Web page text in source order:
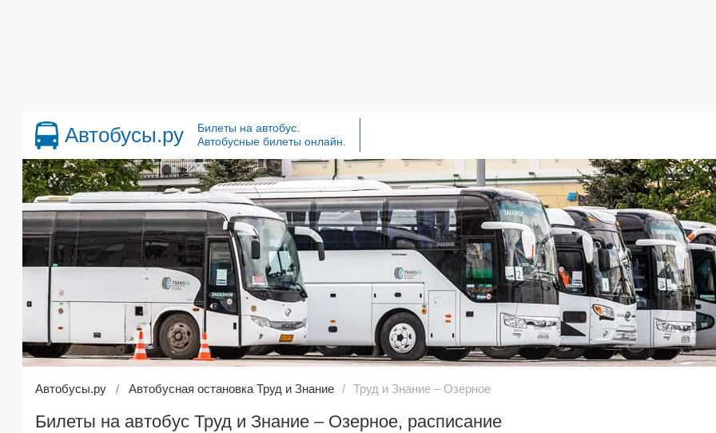
Автобусы.ру
Билеты на автобус.
Автобусные билеты онлайн.
Автобусы.ру Автобусная остановка Труд и Знание Труд и Знание – Озерное
Билеты на автобус Труд и Знание – Озерное, расписание